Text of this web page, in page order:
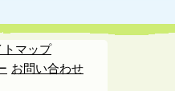
トマップ
お問い合わせ